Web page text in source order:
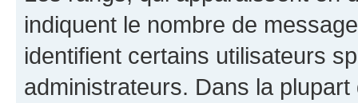
indiquent le nombre de
identifient certains utilisateurs
administrateurs. Dans la